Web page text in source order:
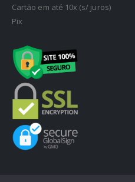
Cartão em até 10x (s/ juros)
Pix